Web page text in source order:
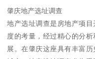
肇庆地产选址调查
地产选址调查是房地产项
度的考量，经过精心的分
展。在肇庆这座具有丰富